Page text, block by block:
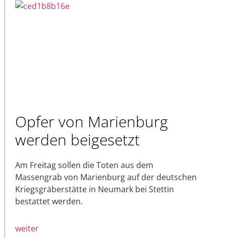
Opfer von Marienburg
werden beigesetzt
Am Freitag sollen die Toten aus dem
Massengrab von Marienburg auf der deutschen
Kriegsgräberstätte in Neumark bei Stettin
bestattet werden.
weiter